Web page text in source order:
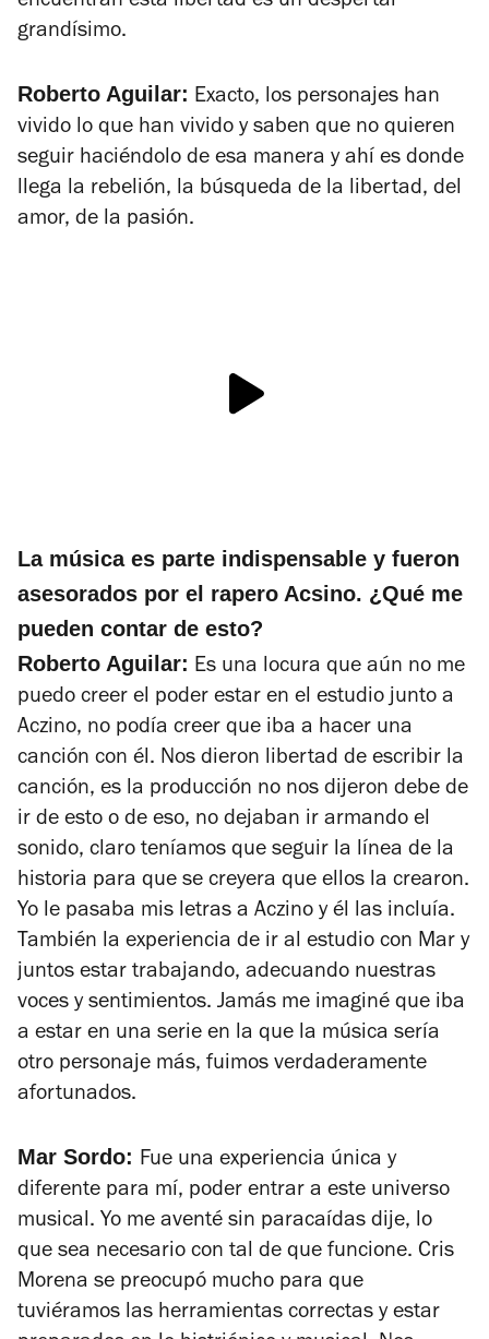
grandísimo.
Roberto Aguilar: Exacto, los personajes han
vivido lo que han vivido y saben que no quieren
seguir haciéndolo de esa manera y ahí es donde
llega la rebelión, la búsqueda de la libertad, del
amor, de la pasión.
La música es parte indispensable y fueron
asesorados por el rapero Acsino. ¿Qué me
pueden contar de esto?
Roberto Aguilar: Es una locura que aún no me
puedo creer el poder estar en el estudio junto a
Aczino, no podía creer que iba a hacer una
canción con él. Nos dieron libertad de escribir la
canción, es la producción no nos dijeron debe de
ir de esto o de eso, no dejaban ir armando el
sonido, claro teníamos que seguir la línea de la
historia para que se creyera que ellos la crearon.
Yo le pasaba mis letras a Aczino y él las incluía.
También la experiencia de ir al estudio con Mar y
juntos estar trabajando, adecuando nuestras
voces y sentimientos. Jamás me imaginé que iba
a estar en una serie en la que la música sería
otro personaje más, fuimos verdaderamente
afortunados.
Mar Sordo: Fue una experiencia única y
diferente para mí, poder entrar a este universo
musical. Yo me aventé sin paracaídas dije, lo
que sea necesario con tal de que funcione. Cris
Morena se preocupó mucho para que
tuviéramos las herramientas correctas y estar